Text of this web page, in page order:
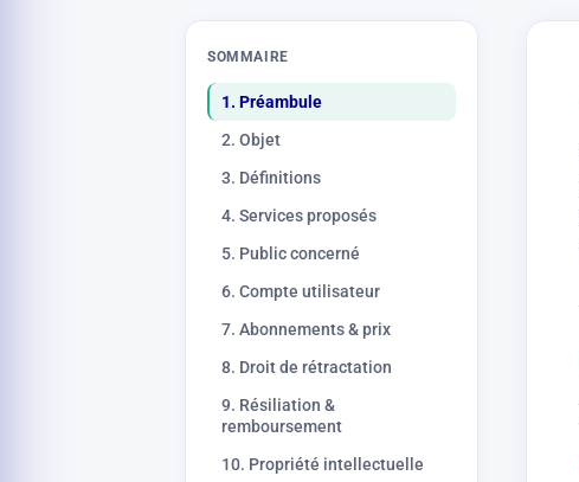
SOMMAIRE
1. Préambule
2. Objet
3. Définitions
4. Services proposés
5. Public concerné
6. Compte utilisateur
7. Abonnements & prix
8. Droit de rétractation
9. Résiliation &
remboursement
10. Propriété intellectuelle